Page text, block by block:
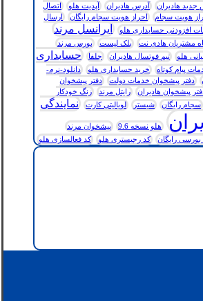
جدید هادیران آدرس هادیران آپدیت هلو
اتصال
هویت سجام احراز هویت سجام رایگان
ارسال
افزودنی حسابداری هلو
ایرانسل مرند
مشتریان هادی نت بلک لیست
بورس مرند
هلو تیم فوتسال هادیران جلفا
حسابداری
پیام کوتاه خرید حسابداری هلو
دانلود-نرم-
دفتر پیشخوان خدمات دولت
دفتر پیشخوان
پیشخوان هادیران رایتل مرند
زنگ خودکار
سجام رایگان شبستر لویالیتی کارت
نمایندگی
هلو نسخه 9.6
پیشخوان مرند
بورسی رایگان کد رجیستری هلو کد فعالسازی هلو